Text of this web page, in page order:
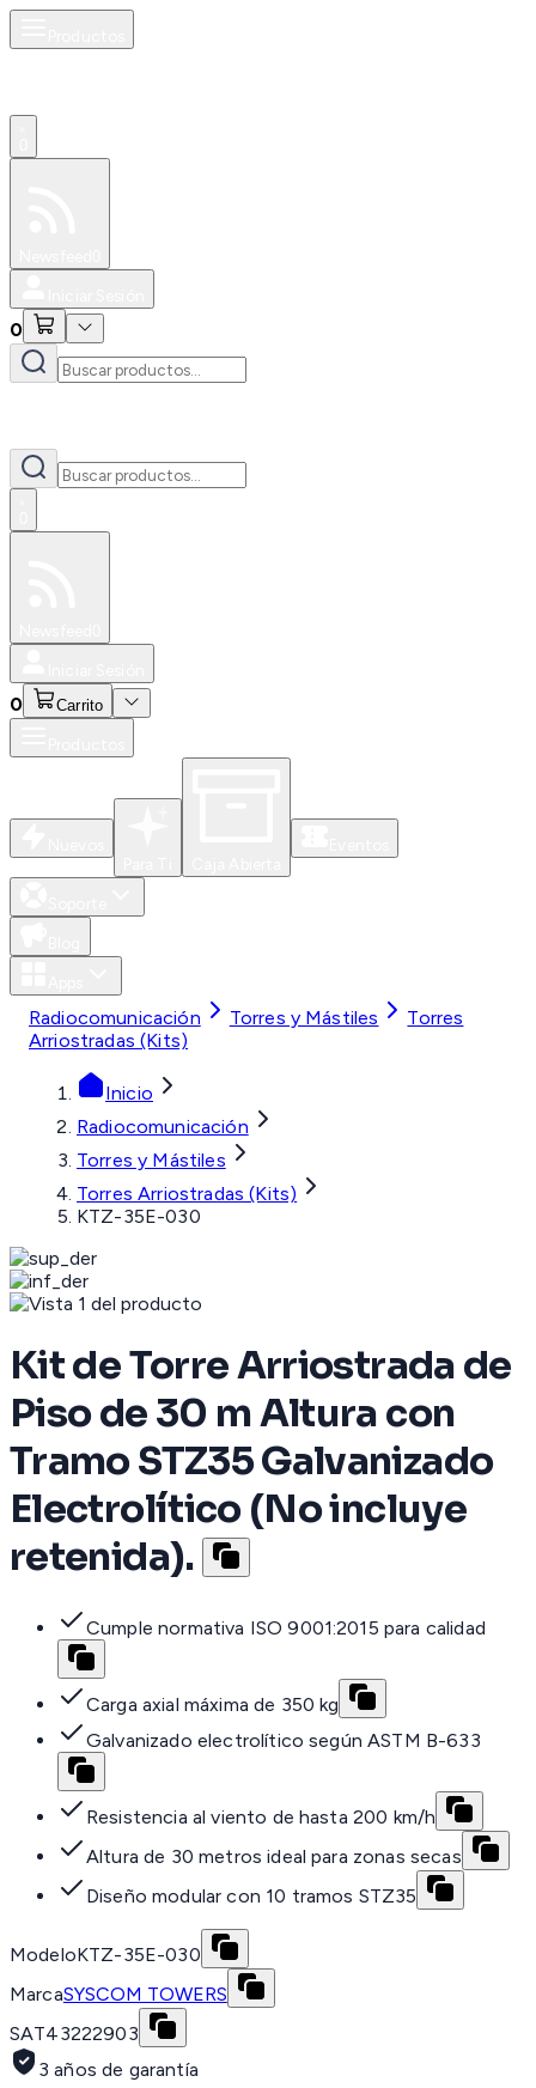
0
0 Carrito
Radiocomunicación Torres y Mástiles
Torres
Arriostradas (Kits)
Inicio
Radiocomunicación
Torres y Mástiles
Torres Arriostradas (Kits)
KTZ-35E-030
Kit de Torre Arriostrada de
Piso de 30 m Altura con
Tramo STZ35 Galvanizado
Electrolítico (No incluye
retenida).
Cumple normativa ISO 9001:2015 para calidad
Carga axial máxima de 350 kg
Galvanizado electrolítico según ASTM B-633
Resistencia al viento de hasta 200 km/h
Altura de 30 metros ideal para zonas secas
Diseño modular con 10 tramos STZ35
ModeloKTZ-35E-030
MarcaSYSCOM TOWERS
SAT43222903
3 años de garantía